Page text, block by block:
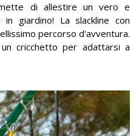
di allestire un vero e
giardino! La slackline con
percorso d'avventura.
cricchetto per adattarsi a